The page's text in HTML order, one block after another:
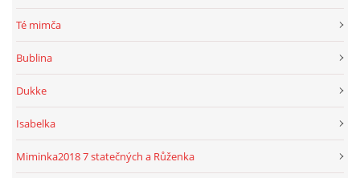
Té mimča
Bublina
Dukke
Isabelka
Miminka2018 7 statečných a Růženka